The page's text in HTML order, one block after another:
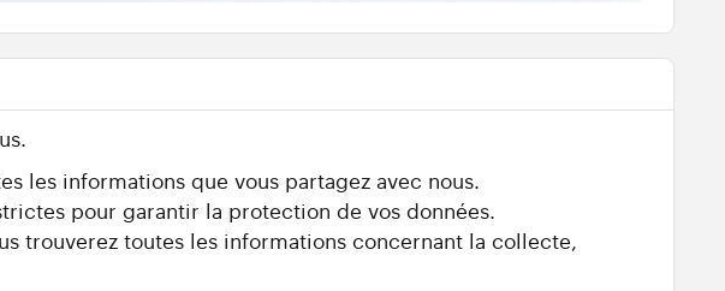
les informations que vous partagez avec nous.
pour garantir la protection de vos données.
trouverez toutes les informations concernant la collecte,